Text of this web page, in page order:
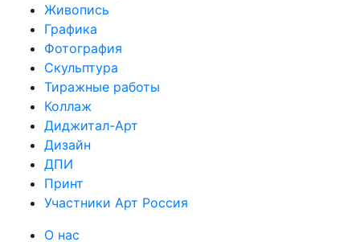
Живопись
Графика
Фотография
Скульптура
Тиражные работы
Коллаж
Диджитал-Арт
Дизайн
ДПИ
Принт
Участники Арт Россия
О нас